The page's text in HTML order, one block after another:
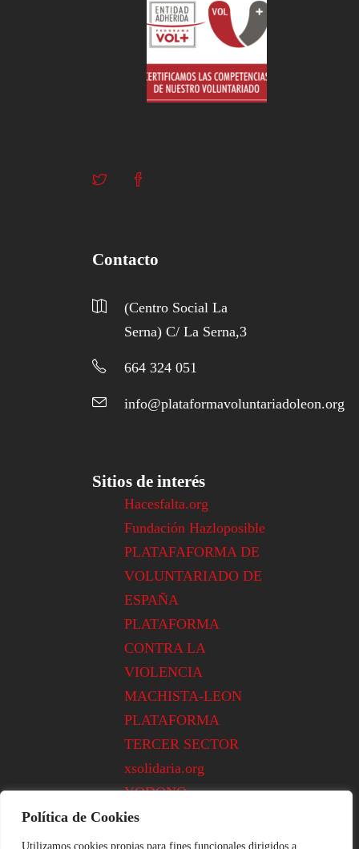
Política de Cookies
Utilizamos cookies propias para fines funcionales dirigidos a
Contacto
(Centro Social La
Serna) C/ La Serna,3
664 324 051
info@plataformavoluntariadoleon.org
Sitios de interés
Hacesfalta.org
Fundación Hazloposible
PLATAFAFORMA DE
VOLUNTARIADO DE
ESPAÑA
PLATAFORMA
CONTRA LA
VIOLENCIA
MACHISTA-LEON
PLATAFORMA
TERCER SECTOR
xsolidaria.org
YODONO